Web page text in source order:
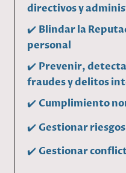
directivos y
✔️ Blindar la
personal
✔️ Prevenir,
fraudes y delitos
✔️ Cumplimiento
✔️ Gestionar
✔️ Gestionar